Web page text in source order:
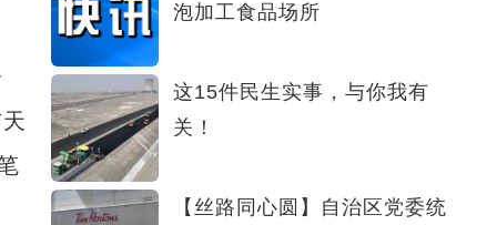
泡加工食品场所
这15件民生实事，与你我有
关！
【丝路同心圆】自治区党委统